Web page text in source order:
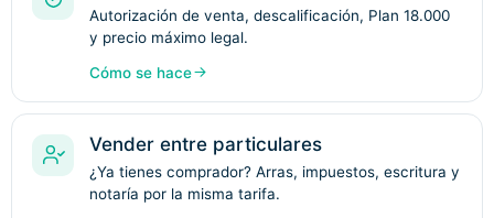
Autorización de venta, descalificación, Plan 18.000
y precio máximo legal.
Cómo se hace
Vender entre particulares
¿Ya tienes comprador? Arras, impuestos, escritura y
notaría por la misma tarifa.